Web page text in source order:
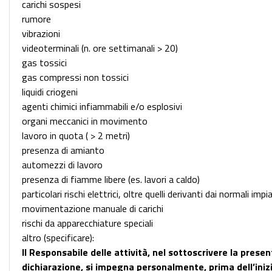
carichi sospesi
rumore
vibrazioni
videoterminali (n. ore settimanali > 20)
gas tossici
gas compressi non tossici
liquidi criogeni
agenti chimici infiammabili e/o esplosivi
organi meccanici in movimento
lavoro in quota ( > 2 metri)
presenza di amianto
automezzi di lavoro
presenza di fiamme libere (es. lavori a caldo)
particolari rischi elettrici, oltre quelli derivanti dai normali
movimentazione manuale di carichi
rischi da apparecchiature speciali
altro (specificare):
Il Responsabile delle attività, nel sottoscrivere la
dichiarazione, si impegna personalmente, prima